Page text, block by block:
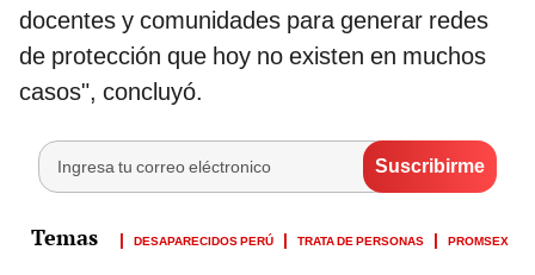
docentes y comunidades para generar redes
de protección que hoy no existen en muchos
casos", concluyó.
DESAPARECIDOS PERÚ TRATA DE PERSONAS PROMSEX